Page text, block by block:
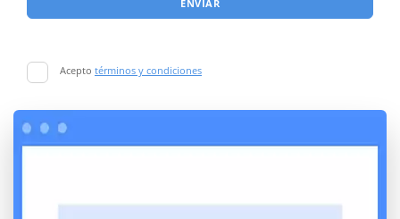
ENVIAR
Acepto términos y condiciones